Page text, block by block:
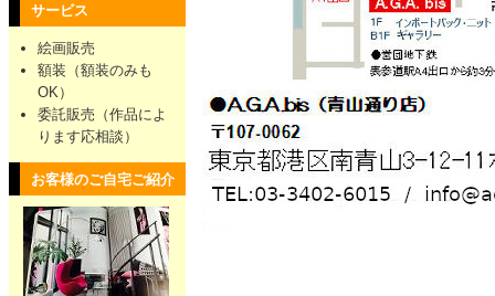
サービス
絵画販売
額装（額装のみも
OK）
委託販売（作品によ
ります応相談）
お客様のご自宅ご紹介